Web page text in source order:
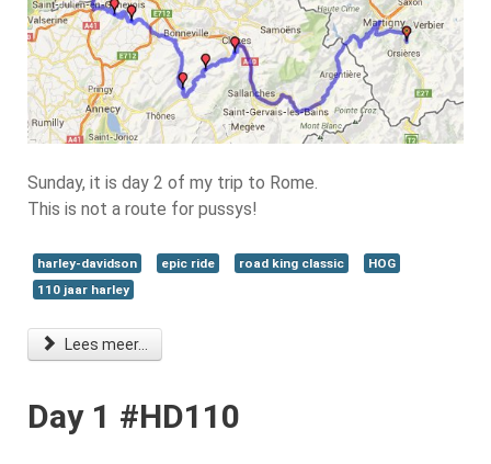
Sunday, it is day 2 of my trip to Rome.
This is not a route for pussys!
harley-davidson epic ride road king classic
HOG
110 jaar harley
Lees meer...
Day 1 #HD110